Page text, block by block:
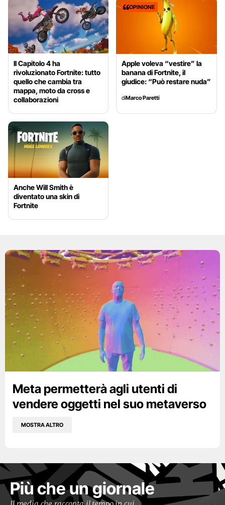
Il Capitolo 4 ha
rivoluzionato Fortnite: tutto
quello che cambia tra
mappa, moto da cross e
collaborazioni
OPINIONE
Apple voleva “vestire” la
banana di Fortnite, il
giudice: “Può restare nuda”
diMarco Paretti
Anche Will Smith è
diventato una skin di
Fortnite
Meta permetterà agli utenti di
vendere oggetti nel suo metaverso
MOSTRA ALTRO
Più che un giornale